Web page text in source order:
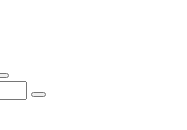
Suchen
Suchen